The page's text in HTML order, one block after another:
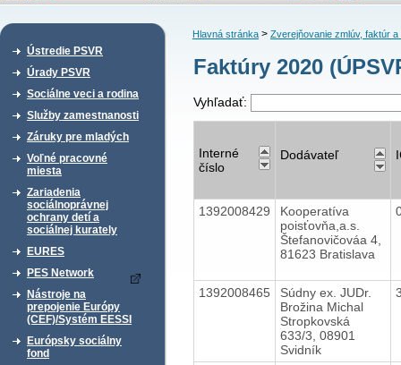
Ústredie PSVR
Úrady PSVR
Sociálne veci a rodina
Služby zamestnanosti
Záruky pre mladých
Voľné pracovné
miesta
Zariadenia
sociálnoprávnej
ochrany detí a
sociálnej kurately
EURES
PES Network
Nástroje na
prepojenie Európy
(CEF)/Systém EESSI
Európsky sociálny
fond
Hlavná stránka> Zverejňovanie zmlúv, faktúr a
Faktúry 2020
Vyhľadať:
Interné
číslo
Dodávateľ
1392008429
Kooperatíva
poisťovňa,a.s.
Štefanovičováa 4,
81623 Bratislava
1392008465
Súdny ex. JUDr.
Brožina Michal
Stropkovská
633/3, 08901
Svidník